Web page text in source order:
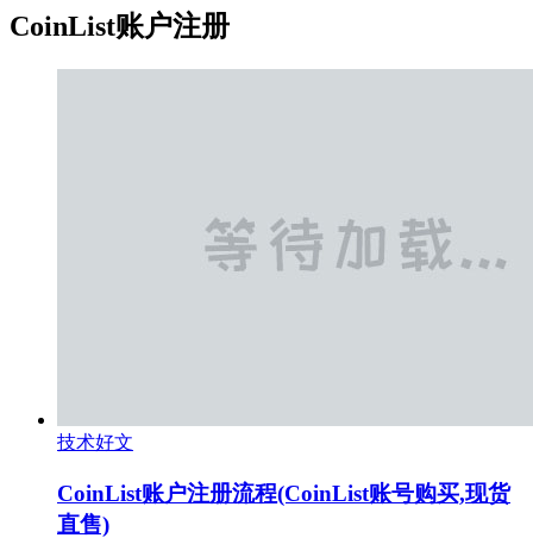
CoinList账户注册
技术好文
CoinList账户注册流程(CoinList账号购买,现货
直售)